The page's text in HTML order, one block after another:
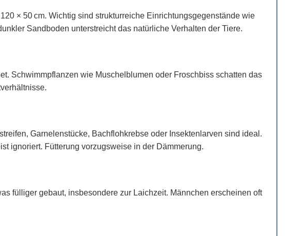
× 50 cm. Wichtig sind strukturreiche Einrichtungsgegenstände wie
Sandboden unterstreicht das natürliche Verhalten der Tiere.
Schwimmpflanzen wie Muschelblumen oder Froschbiss schatten das
Garnelenstücke, Bachflohkrebse oder Insektenlarven sind ideal.
ignoriert. Fütterung vorzugsweise in der Dämmerung.
fülliger gebaut, insbesondere zur Laichzeit. Männchen erscheinen oft